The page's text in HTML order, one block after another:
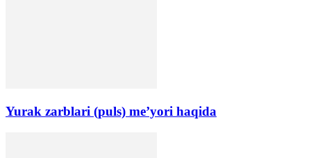
Yurak zarblari (puls) me’yori haqida